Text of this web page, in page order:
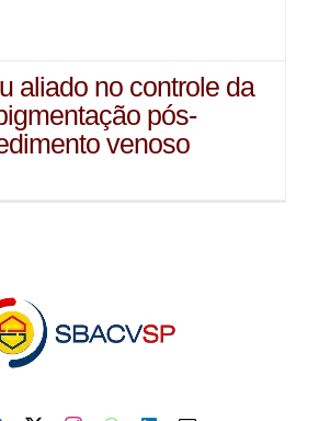
aliado no controle da
pós-
venoso